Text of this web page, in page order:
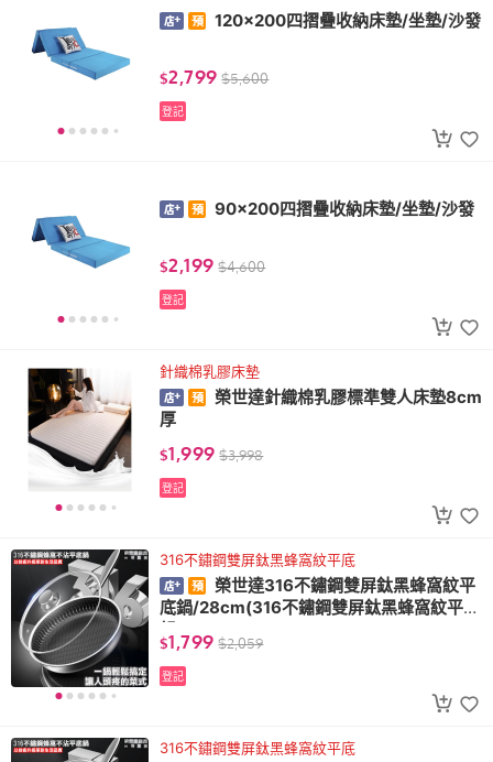
120x200四摺疊收納床墊/坐墊/沙發
$2,799 $5,600
登記
90x200四摺疊收納床墊/坐墊/沙發
$2,199 $4,600
登記
針織棉乳膠床墊
榮世達針織棉乳膠標準雙人床墊8cm
厚
$1,999 $3,998
登記
316不鏽鋼雙屏鈦黑蜂窩紋平底
榮世達316不鏽鋼雙屏鈦黑蜂窩紋平
底鍋/28cm(316不鏽鋼雙屏鈦黑蜂窩紋平底
鍋)
$1,799 $2,059
登記
316不鏽鋼雙屏鈦黑蜂窩紋平底